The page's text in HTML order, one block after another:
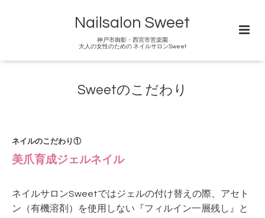
Nailsalon Sweet
神戸市御影・西宮市苦楽園
大人の女性のための ネイルサロンSweet
Sweetのこだわり
ネイルのこだわり①
美爪育成ジェルネイル
ネイルサロンSweetではジェルの付け替えの際、アセト
ン（有機溶剤）を使用しない『フィルイン一層残し』と